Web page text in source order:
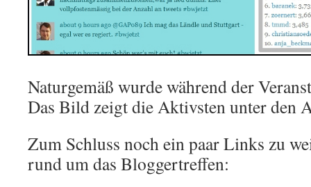
Naturgemäß wurde während der
Das Bild zeigt die Aktivsten unter den
Zum Schluss noch ein paar Links zu
rund um das Bloggertreffen: